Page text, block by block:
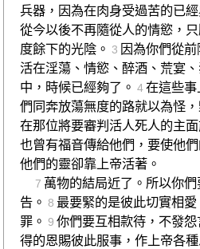
兵器，因為在肉身受過苦的已經
從今以後不再隨從人的情慾，
度餘下的光陰。 3 因為你們從
活在淫蕩、情慾、醉酒、荒宴
中，時候已經夠了。 4在這些
們同奔放蕩無度的路就以為怪，
在那位將要審判活人死人的主面
也曾有福音傳給他們，要使他
他們的靈卻靠上帝活著。
7 萬物的結局近了。所以你
告。 8 最要緊的是彼此切實相
罪。 9 你們要互相款待，不發怨
得的恩賜彼此服事，作上帝各